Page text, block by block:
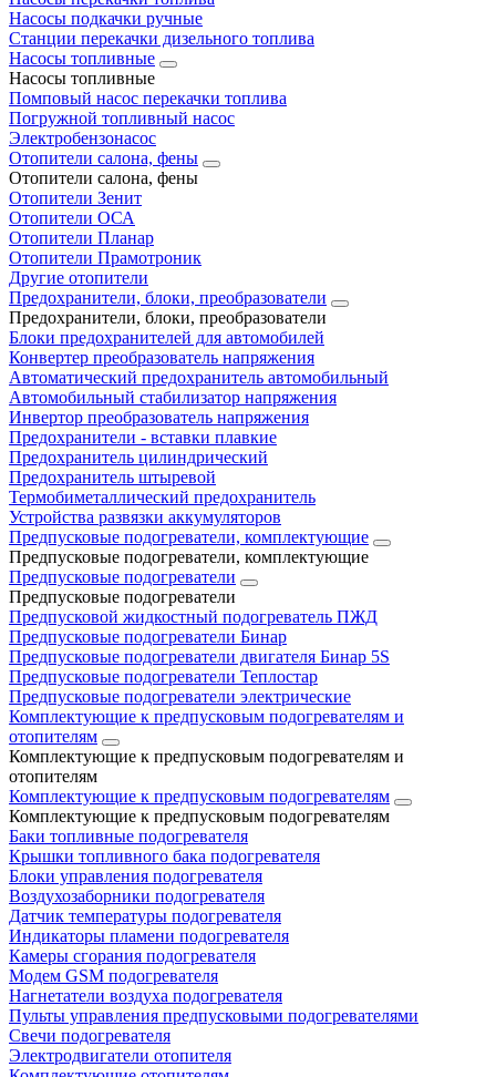
Насосы подкачки ручные
Станции перекачки дизельного топлива
Насосы топливные
Насосы топливные
Помповый насос перекачки топлива
Погружной топливный насос
Электробензонасос
Отопители салона, фены
Отопители салона, фены
Отопители Зенит
Отопители ОСА
Отопители Планар
Отопители Прамотроник
Другие отопители
Предохранители, блоки, преобразователи
Предохранители, блоки, преобразователи
Блоки предохранителей для автомобилей
Конвертер преобразователь напряжения
Автоматический предохранитель автомобильный
Автомобильный стабилизатор напряжения
Инвертор преобразователь напряжения
Предохранители - вставки плавкие
Предохранитель цилиндрический
Предохранитель штыревой
Термобиметаллический предохранитель
Устройства развязки аккумуляторов
Предпусковые подогреватели, комплектующие
Предпусковые подогреватели, комплектующие
Предпусковые подогреватели
Предпусковые подогреватели
Предпусковой жидкостный подогреватель ПЖД
Предпусковые подогреватели Бинар
Предпусковые подогреватели двигателя Бинар 5S
Предпусковые подогреватели Теплостар
Предпусковые подогреватели электрические
Комплектующие к предпусковым подогревателям и
отопителям
Комплектующие к предпусковым подогревателям и
отопителям
Комплектующие к предпусковым подогревателям
Комплектующие к предпусковым подогревателям
Баки топливные подогревателя
Крышки топливного бака подогревателя
Блоки управления подогревателя
Воздухозаборники подогревателя
Датчик температуры подогревателя
Индикаторы пламени подогревателя
Камеры сгорания подогревателя
Модем GSM подогревателя
Нагнетатели воздуха подогревателя
Пульты управления предпусковыми подогревателями
Свечи подогревателя
Электродвигатели отопителя